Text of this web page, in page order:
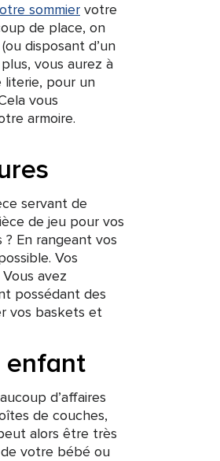
sommier votre
de place, on
disposant d’un
vous aurez à
literie, pour un
vous
armoire.
servant de
de jeu pour vos
? En rangeant vos
Vos
avez
possédant des
vos baskets et
enfant
d’affaires
de couches,
alors être très
votre bébé ou